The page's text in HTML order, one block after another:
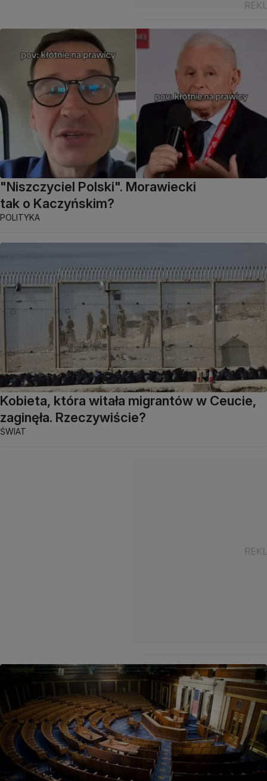
"Niszczyciel Polski". Morawiecki
tak o Kaczyńskim?
POLITYKA
Kobieta, która witała migrantów w Ceucie,
zaginęła. Rzeczywiście?
ŚWIAT